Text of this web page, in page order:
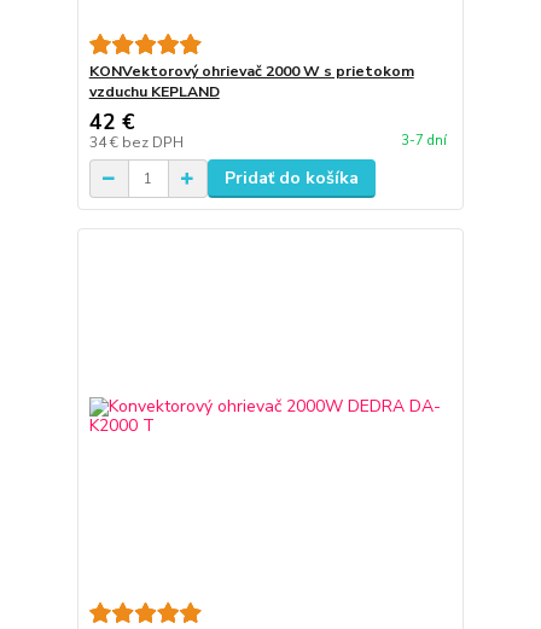
KONVektorový ohrievač 2000 W s prietokom
vzduchu KEPLAND
42 €
34 € bez DPH 3-7 dní
Pridať do košíka